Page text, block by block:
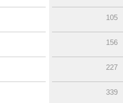
105
156
227
339